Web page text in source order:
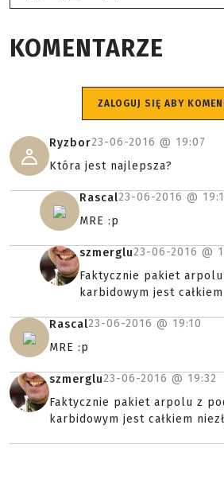
KOMENTARZE
ZALOGUJ SIĘ ABY
Ryzbor23-06-2016 @ 19:07
Która jest najlepsza?
Rascal23-06-2016 @
MRE :p
szmerglu23-06-2016 @
Faktycznie pakiet
karbidowym jest całkiem
Rascal23-06-2016 @ 19:10
MRE :p
szmerglu23-06-2016 @ 19:32
Faktycznie pakiet arpolu z
karbidowym jest całkiem